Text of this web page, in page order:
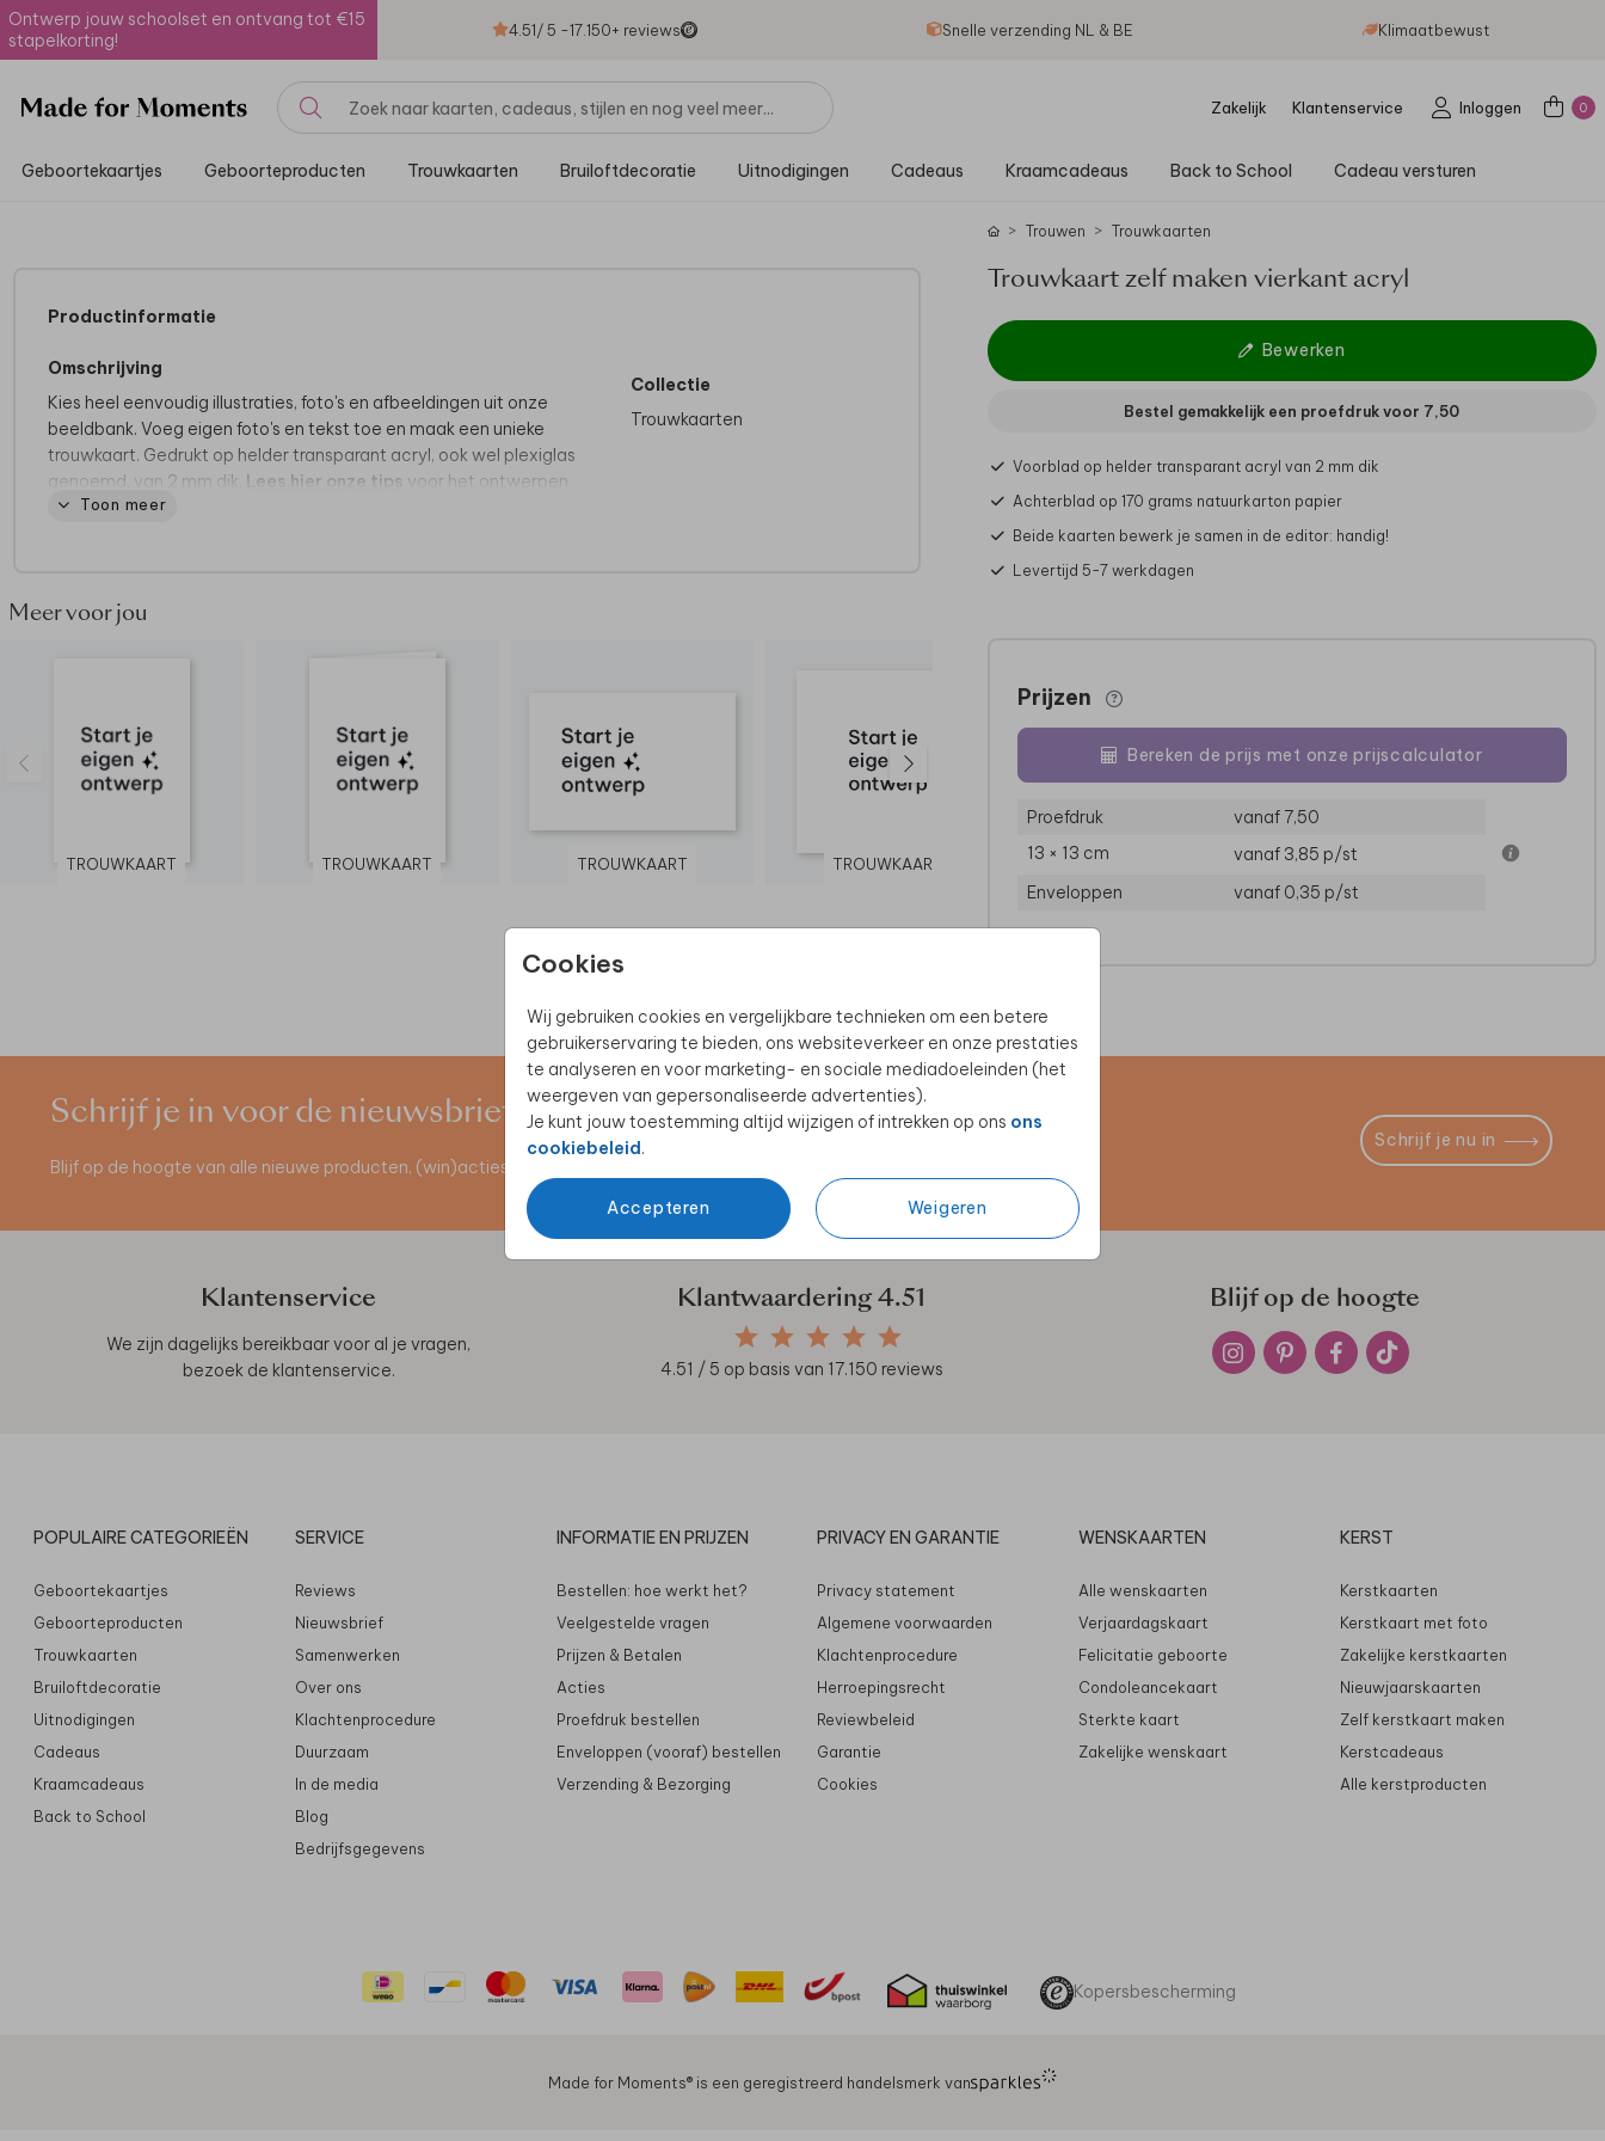
Ontwerp jouw schoolset en ontvang tot €15
stapelkorting!
4.51/ 5 -17.150+ reviews Snelle verzending NL & BE Klimaatbewust
Zakelijk Klantenservice Inloggen 0
Geboortekaartjes Geboorteproducten Trouwkaarten Bruiloftdecoratie Uitnodigingen Cadeaus Kraamcadeaus Back to School Cadeau versturen
Cookies
Wij gebruiken cookies en vergelijkbare technieken om een betere
gebruikerservaring te bieden, ons websiteverkeer en onze prestaties
te analyseren en voor marketing- en sociale mediadoeleinden (het
weergeven van gepersonaliseerde advertenties).
Je kunt jouw toestemming altijd wijzigen of intrekken op ons ons
cookiebeleid.
Accepteren Weigeren
Productinformatie
Omschrijving
Kies heel eenvoudig illustraties, foto's en afbeeldingen uit onze
beeldbank. Voeg eigen foto's en tekst toe en maak een unieke
trouwkaart. Gedrukt op helder transparant acryl, ook wel plexiglas
genoemd, van 2 mm dik. Lees hier onze tips voor het ontwerpen
van het kaartje.
Check de leesbaarheid door een proefdruk te bestellen
met ons op. We helpen je graag!
Toon meer
Collectie
Trouwkaarten
Meer voor jou
TROUWKAART TROUWKAART TROUWKAART TROUWKAART TROUWKAART TROUWKAART
Trouwen Trouwkaarten
Trouwkaart zelf maken vierkant acryl
Bewerken
Bestel gemakkelijk een proefdruk voor 7,50
Voorblad op helder transparant acryl van 2 mm dik
Achterblad op 170 grams natuurkarton papier
Beide kaarten bewerk je samen in de editor: handig!
Levertijd 5-7 werkdagen
Prijzen
Bereken de prijs met onze prijscalculator
Proefdruk
vanaf 7,50
13 × 13 cm
vanaf 3,85 p/st
Enveloppen
vanaf 0,35 p/st
Schrijf je in voor de nieuwsbrief
Blijf op de hoogte van alle nieuwe producten, (win)acties en unieke samenwerkingen!
Schrijf je nu in
Klantenservice
We zijn dagelijks bereikbaar voor al je vragen,
bezoek de klantenservice.
Klantwaardering4.51
4.51 / 5 op basis van 17.150 reviews
Blijf op de hoogte
POPULAIRE CATEGORIEËN
Geboortekaartjes
Geboorteproducten
Trouwkaarten
Bruiloftdecoratie
Uitnodigingen
Cadeaus
Kraamcadeaus
Back to School
SERVICE
Reviews
Nieuwsbrief
Samenwerken
Over ons
Klachtenprocedure
Duurzaam
In de media
Blog
Bedrijfsgegevens
INFORMATIE EN PRIJZEN
Bestellen: hoe werkt het?
Veelgestelde vragen
Prijzen & Betalen
Acties
Proefdruk bestellen
Enveloppen (vooraf) bestellen
Verzending & Bezorging
PRIVACY EN GARANTIE
Privacy statement
Algemene voorwaarden
Klachtenprocedure
Herroepingsrecht
Reviewbeleid
Garantie
Cookies
WENSKAARTEN
Alle wenskaarten
Verjaardagskaart
Felicitatie geboorte
Condoleancekaart
Sterkte kaart
Zakelijke wenskaart
KERST
Kerstkaarten
Kerstkaart met foto
Zakelijke kerstkaarten
Nieuwjaarskaarten
Zelf kerstkaart maken
Kerstcadeaus
Alle kerstproducten
Kopersbescherming
Made for Moments®️ is een geregistreerd handelsmerk van